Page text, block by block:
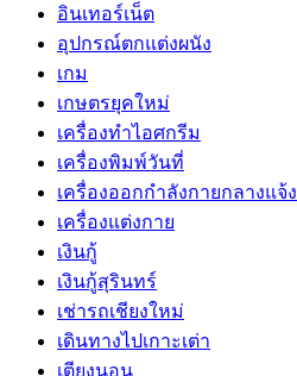
อินเทอร์เน็ต
อุปกรณ์ตกแต่งผนัง
เกม
เกษตรยุคใหม่
เครื่องทำไอศกรีม
เครื่องพิมพ์วันที่
เครื่องออกกำลังกายกลางแจ้ง
เครื่องแต่งกาย
เงินกู้
เงินกู้สุรินทร์
เช่ารถเชียงใหม่
เดินทางไปเกาะเต่า
เตียงนอน